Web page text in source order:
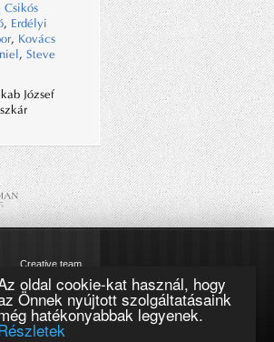
oldal cookie-kat használ, hogy
Önnek nyújtott szolgáltatásaink
hatékonyabbak legyenek.
Csikós
, Erdélyi
, Kovács
, Steve
József
Creative team
Impresszum
tájékoztató
Cookie szabályzat
Magazinok